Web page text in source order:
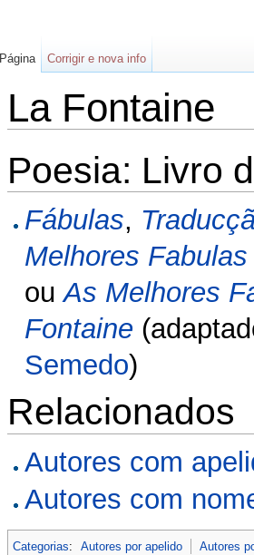
La Fontaine
Poesia: Livro
Fábulas,
Melhores
ouAs Melhores
Fontaine
Semedo)
Relacionados
Autores com
Autores com
Categorias: Autores por apelido Autores
Página Corrigir e nova info